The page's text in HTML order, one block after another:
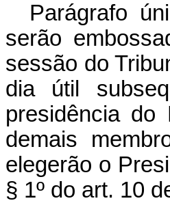
Parágrafo
serão
sessão do
dia útil
presidência do
demais
elegerão o
§ 1º do art. 10